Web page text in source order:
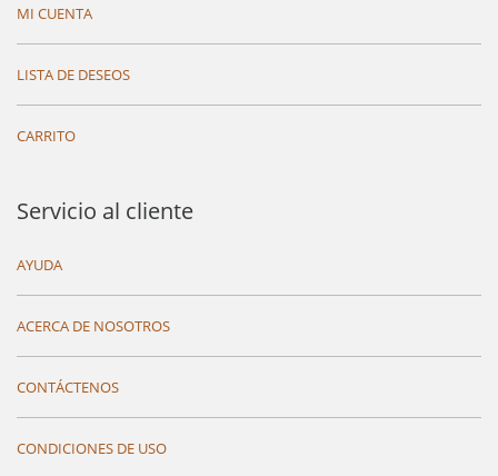
MI CUENTA
LISTA DE DESEOS
CARRITO
Servicio al cliente
AYUDA
ACERCA DE NOSOTROS
CONTÁCTENOS
CONDICIONES DE USO